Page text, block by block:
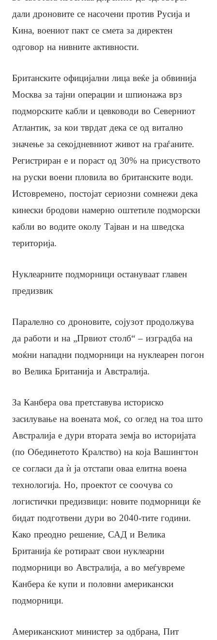
дали дроновите се насочени против Русија и
Кина, воениот пакт се смета за директен
одговор на нивните активности.
Британските официјални лица веќе ја обвинија
Москва за тајни операции и шпионажа врз
подморските кабли и цевководи во Северниот
Атлантик, за кои тврдат дека се од витално
значење за секојдневниот живот на граѓаните.
Регистриран е и пораст од 30% на присуството
на руски воени пловила во британските води.
Истовремено, постојат сериозни сомнежи дека
кинески бродови намерно оштетиле подморски
кабли во водите околу Тајван и на шведска
територија.
Нуклеарните подморници остануваат главен
предизвик
Паралелно со дроновите, сојузот продолжува
да работи и на „Првиот столб“ – изградба на
моќни нападни подморници на нуклеарен погон
во Велика Британија и Австралија.
За Канбера ова претставува историско
засилување на воената моќ, со оглед на тоа што
Австралија е дури втората земја во историјата
(по Обединетото Кралство) на која Вашингтон
се согласи да ѝ ја отстапи оваа елитна воена
технологија. Но, проектот се соочува со
логистички предизвици: новите подморници ќе
бидат подготвени дури во 2040-тите години.
Како преодно решение, САД и Велика
Британија ќе ротираат свои нуклеарни
подморници во Австралија, а во меѓувреме
Канбера ќе купи и половни американски
подморници.
Американскиот министер за одбрана, Пит